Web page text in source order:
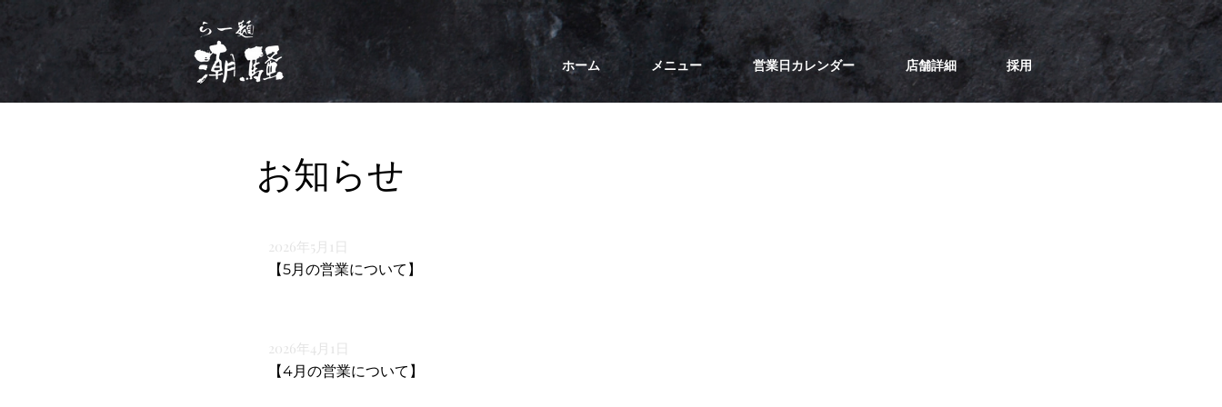
ホーム メニュー 営業日カレンダー 店舗詳細 採用
お知らせ
2026年5月1日
【5月の営業について】
2026年4月1日
【4月の営業について】